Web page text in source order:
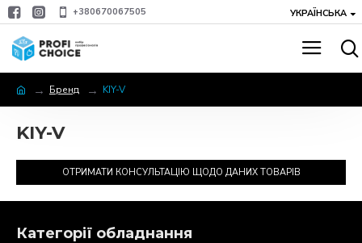
+380670067505 УКРАЇНСЬКА
Бренд KIY-V
KIY-V
ОТРИМАТИ КОНСУЛЬТАЦІЮ ЩОДО ДАНИХ ТОВАРІВ
Категорії обладнання